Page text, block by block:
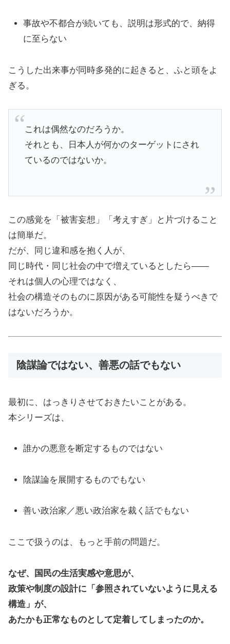
事故や不都合が続いても、説明は形式的で、納得
に至らない
こうした出来事が同時多発的に起きると、ふと頭をよ
ぎる。
これは偶然なのだろうか。
それとも、日本人が何かのターゲットにされ
ているのではないか。
この感覚を「被害妄想」「考えすぎ」と片づけること
は簡単だ。
だが、同じ違和感を抱く人が、
同じ時代・同じ社会の中で増えているとしたら――
それは個人の心理ではなく、
社会の構造そのものに原因がある可能性を疑うべきで
はないだろうか。
陰謀論ではない、善悪の話でもない
最初に、はっきりさせておきたいことがある。
本シリーズは、
誰かの悪意を断定するものではない
陰謀論を展開するものでもない
善い政治家／悪い政治家を裁く話でもない
ここで扱うのは、もっと手前の問題だ。
なぜ、国民の生活実感や意思が、
政策や制度の設計に「参照されていないように見える
構造」が、
あたかも正常なものとして定着してしまったのか。